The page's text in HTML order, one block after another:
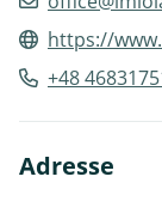
https://
+48
Adresse